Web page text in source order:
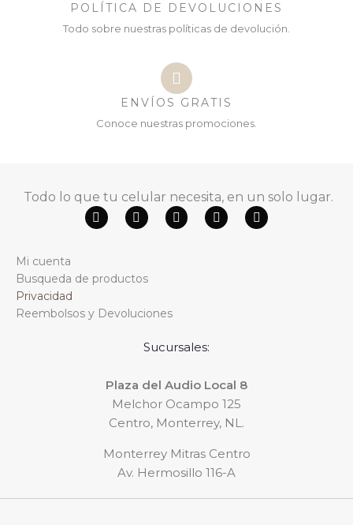
POLÍTICA DE DEVOLUCIONES
Todo sobre nuestras políticas de devolución.
ENVÍOS GRATIS
Conoce nuestras promociones.
Todo lo que tu celular necesita, en un solo lugar.
F
a
o
o
Y
o
b
e
W
h
T
i
I
n
Mi cuenta
Busqueda de productos
Privacidad
Reembolsos y Devoluciones
Sucursales:
Plaza del Audio Local 8
Melchor Ocampo 125
Centro, Monterrey, NL.
Monterrey Mitras Centro
Av. Hermosillo 116-A